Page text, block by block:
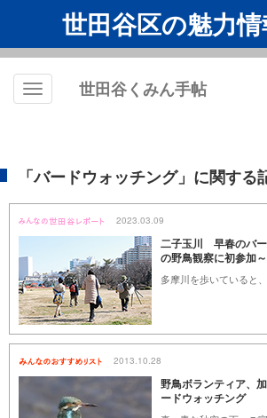
世田谷区の魅力
Toggle
世田谷くみん手帖
「バードウォッチング」に関する
2023.03.09
二子玉川 早春のバ
の野鳥観察に初参加～
2013.10.28
野鳥ボランティア、
ードウォッチング